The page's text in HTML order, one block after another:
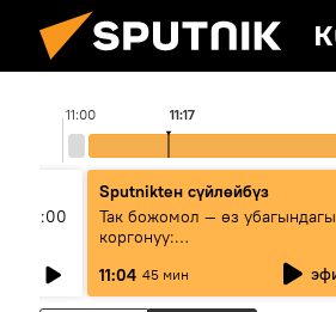
11:00 11:17
11:00
Sputnikteн сүйлөйбүз
Так божомол — өз убагындагы
коргонуу:
гидрометеорологиялык кызмат
кантип өркүндөтүлүүдө
11:04 45 мин